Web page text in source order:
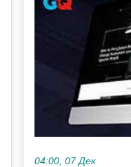
04:00, 07 Дек